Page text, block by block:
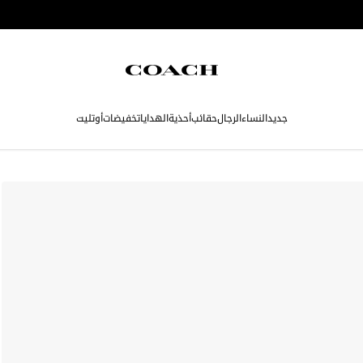
جديدالنساءالرجالحقائبأحذيةالهداياتخفيضاتأوتليت